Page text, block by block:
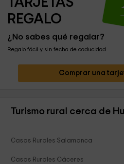
REGALO
¿No sabes qué regalar?
Regalo fácil y sin fecha de caducidad
Comprar una
Turismo rural cerca de
Casas Rurales Salamanca
Casas Rurales Cáceres